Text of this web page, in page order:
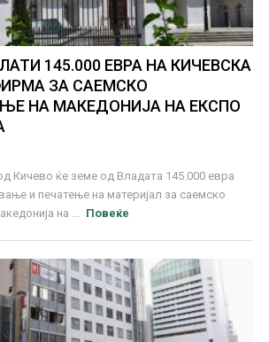
145.000 ЕВРА НА КИЧЕВСКА
ЗА САЕМСКО
НА МАКЕДОНИЈА НА ЕКСПО
Кичево ќе земе од Владата 145.000 евра
и печатење на материјал за саемско
на ...
Повеќе